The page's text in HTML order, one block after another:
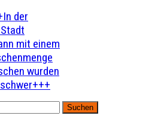
der
mit einem
wurden